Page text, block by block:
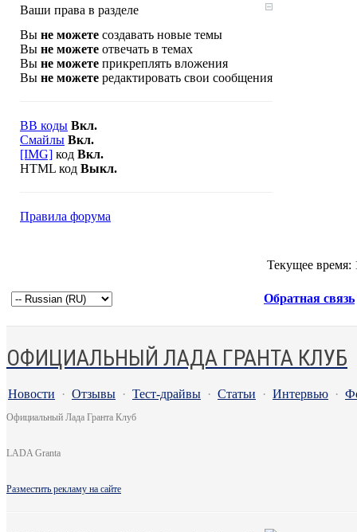
Ваши права в разделе
Вы не можете создавать новые темы
Вы не можете отвечать в темах
Вы не можете прикреплять вложения
Вы не можете редактировать свои сообщения
BB коды Вкл.
Смайлы Вкл.
[IMG] код Вкл.
HTML код Выкл.
Правила форума
Текущее время:
Обратная связь
ОФИЦИАЛЬНЫЙ ЛАДА ГРАНТА КЛУБ
Новости · Отзывы · Тест-драйвы · Статьи · Интервью ·
Официальный Лада Гранта Клуб
LADA Granta
Разместить рекламу на сайте